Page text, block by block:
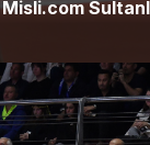
Misli.com